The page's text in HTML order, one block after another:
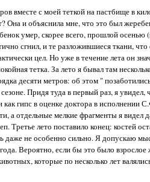
вместе с моей теткой на пастбище в
Она и объяснила мне, что это был
умер, скорее всего, прошлой
сгнил, и те разложившиеся ткани,
цел. Но уже в течение лета он
тетка. За лето я бывал там
десяти метров: об этом "
Придя туда в первый раз, я увидел,
гипс в оценке доктора в исполнении
а отдельные мелкие фрагменты я
Третье лето поставило конец: костей
даже не особенно сильно. Я допускаю
Вероятно, если бы это было
которые по несколько лет